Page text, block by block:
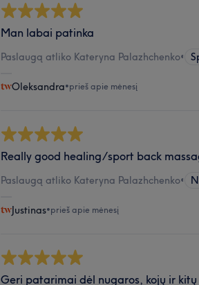
Man labai patinka
Paslaugą atliko Kateryna Palazhchenko•
Oleksandra•prieš apie mėnesį
Really good healing/sport back
Paslaugą atliko Kateryna Palazhchenko•
Justinas•prieš apie mėnesį
Geri patarimai dėl nugaros, kojų ir